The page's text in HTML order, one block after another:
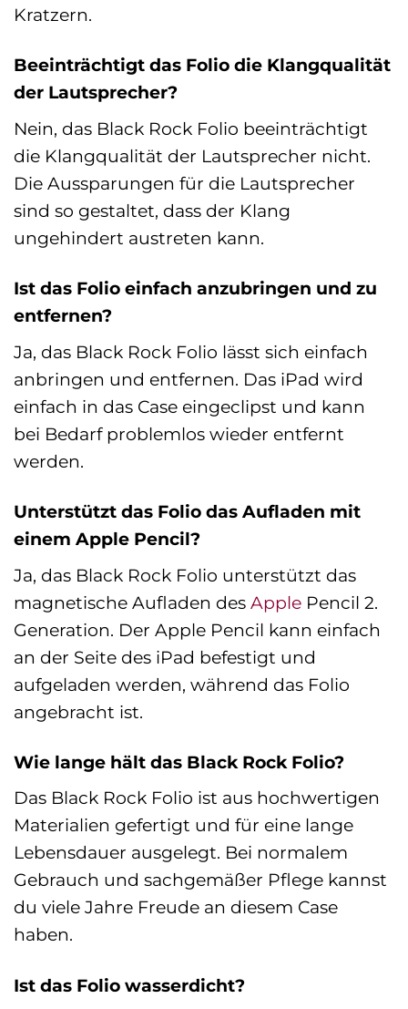
Kratzern.
Beeinträchtigt das Folio die Klangqualität
der Lautsprecher?
Nein, das Black Rock Folio beeinträchtigt
die Klangqualität der Lautsprecher nicht.
Die Aussparungen für die Lautsprecher
sind so gestaltet, dass der Klang
ungehindert austreten kann.
Ist das Folio einfach anzubringen und zu
entfernen?
Ja, das Black Rock Folio lässt sich einfach
anbringen und entfernen. Das iPad wird
einfach in das Case eingeclipst und kann
bei Bedarf problemlos wieder entfernt
werden.
Unterstützt das Folio das Aufladen mit
einem Apple Pencil?
Ja, das Black Rock Folio unterstützt das
magnetische Aufladen des Apple Pencil 2.
Generation. Der Apple Pencil kann einfach
an der Seite des iPad befestigt und
aufgeladen werden, während das Folio
angebracht ist.
Wie lange hält das Black Rock Folio?
Das Black Rock Folio ist aus hochwertigen
Materialien gefertigt und für eine lange
Lebensdauer ausgelegt. Bei normalem
Gebrauch und sachgemäßer Pflege kannst
du viele Jahre Freude an diesem Case
haben.
Ist das Folio wasserdicht?